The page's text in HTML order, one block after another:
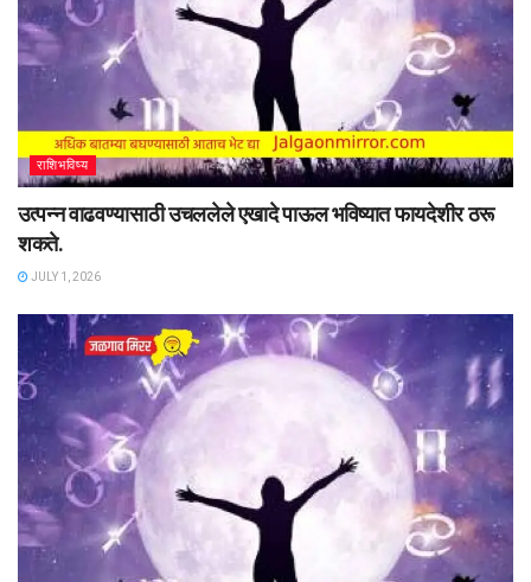
राशिभविष्य
उत्पन्न वाढवण्यासाठी उचललेले एखादे पाऊल भविष्यात फायदेशीर ठरू
शकते.
JULY 1, 2026